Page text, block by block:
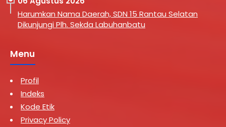
Harumkan Nama Daerah, SDN 15 Rantau Selatan
Dikunjungi Plh. Sekda Labuhanbatu
Menu
Profil
Indeks
Kode Etik
Privacy Policy